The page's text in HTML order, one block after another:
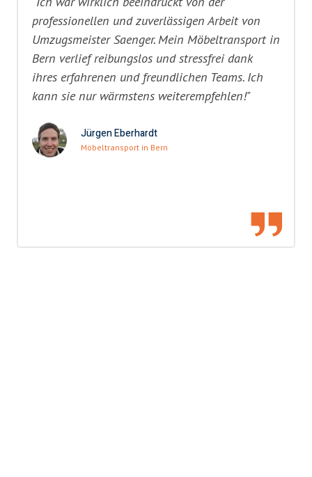
professionellen und zuverlässigen Arbeit von
Umzugsmeister Saenger. Mein Möbeltransport in
Bern verlief reibungslos und stressfrei dank
ihres erfahrenen und freundlichen Teams. Ich
kann sie nur wärmstens weiterempfehlen!"
Jürgen Eberhardt
Möbeltransport in Bern